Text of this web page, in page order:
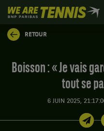
We
are
Tennis
by
Accueil
RETOUR
Boisson : « Je vais garder les pieds sur terre et
tout se
6 JUIN 2025,